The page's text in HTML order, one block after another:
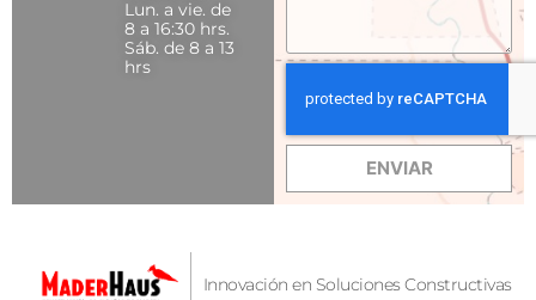
Lun. a vie. de
8 a 16:30 hrs.
Sáb. de 8 a 13
hrs
ENVIAR
Innovación en Soluciones Constructivas